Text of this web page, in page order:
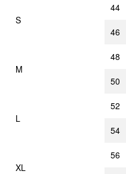
S
44
46
M
48
50
L
52
54
XL
56